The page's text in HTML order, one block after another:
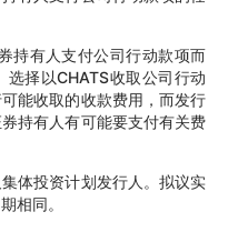
持有人支付公司行动款项而
择以CHATS收取公司行动
能收取的收款费用，而发行
持有人有可能要支付有关费
体投资计划发行人。拟议实
相同。